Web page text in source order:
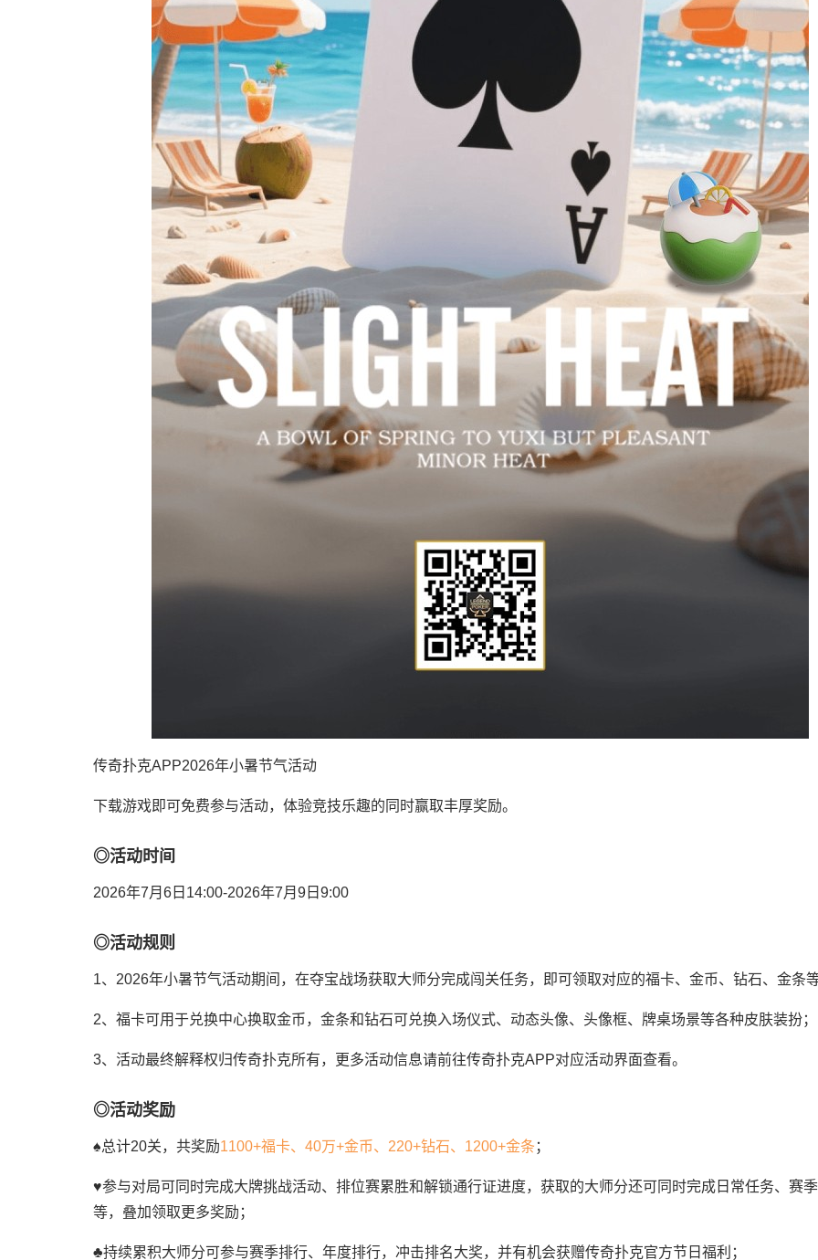
传奇扑克APP2026年小暑节气活动
下载游戏即可免费参与活动，体验竞技乐趣的同时赢取丰厚奖励。
◎活动时间
2026年7月6日14:00-2026年7月9日9:00
◎活动规则
1、2026年小暑节气活动期间，在夺宝战场获取大师分完成闯关任务，即可领取对应的福卡、金币、钻石、金条等
2、福卡可用于兑换中心换取金币，金条和钻石可兑换入场仪式、动态头像、头像框、牌桌场景等各种皮肤装扮；
3、活动最终解释权归传奇扑克所有，更多活动信息请前往传奇扑克APP对应活动界面查看。
◎活动奖励
♠总计20关，共奖励1100+福卡、40万+金币、220+钻石、1200+金条 ；
♥参与对局可同时完成大牌挑战活动、排位赛累胜和解锁通行证进度，获取的大师分还可同时完成日常任务、赛
等，叠加领取更多奖励；
♣持续累积大师分可参与赛季排行、年度排行，冲击排名大奖，并有机会获赠传奇扑克官方节日福利；